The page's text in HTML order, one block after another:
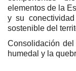
elementos de la
y su
sostenible del
Consolidación
humedal y la